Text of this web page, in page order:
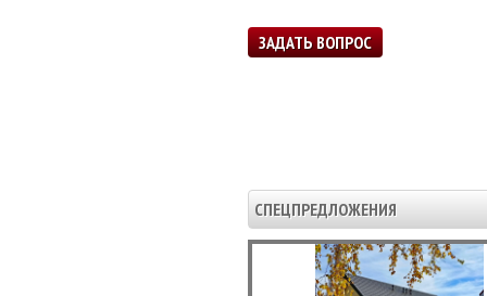
ЗАДАТЬ ВОПРОС
СПЕЦПРЕДЛОЖЕНИЯ